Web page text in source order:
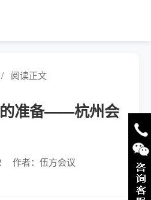
/ 阅读正文
准备——杭州会
作者：伍方会议